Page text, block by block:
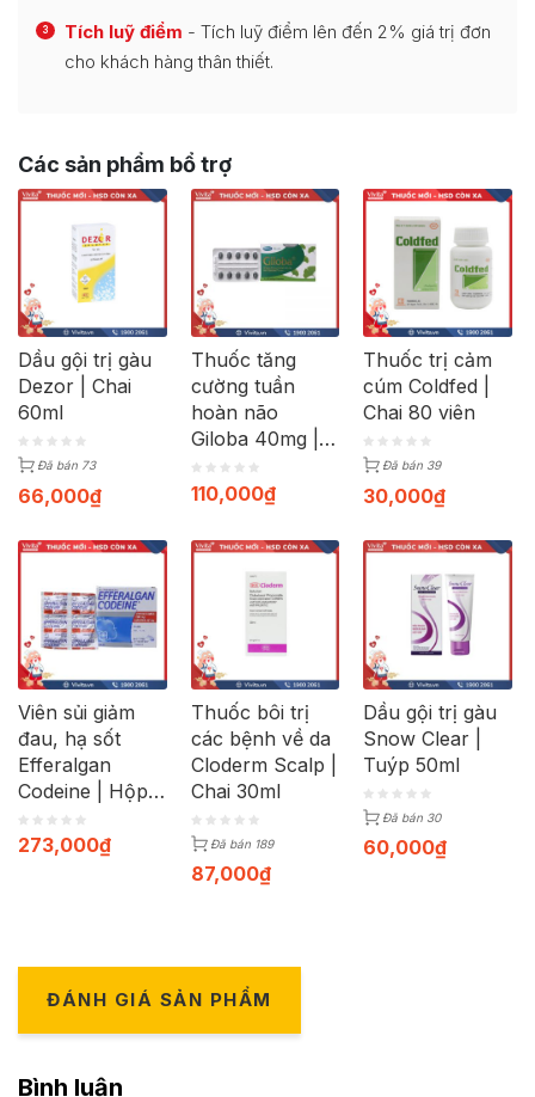
3 Tích luỹ điểm - Tích luỹ điểm lên đến 2% giá trị đơn
cho khách hàng thân thiết.
Các sản phẩm bổ trợ
Dầu gội trị gàu
Dezor | Chai
60ml
Đã bán 73
66,000₫
Thuốc tăng
cường tuần
hoàn não
Giloba 40mg |
Hộp 30 viên
110,000₫
Thuốc trị cảm
cúm Coldfed |
Chai 80 viên
Đã bán 39
30,000₫
Viên sủi giảm
đau, hạ sốt
Efferalgan
Codeine | Hộp
40 viên
273,000₫
Thuốc bôi trị
các bệnh về da
Cloderm Scalp |
Chai 30ml
Đã bán 189
87,000₫
Dầu gội trị gàu
Snow Clear |
Tuýp 50ml
Đã bán 30
60,000₫
ĐÁNH GIÁ SẢN PHẨM
Bình luận